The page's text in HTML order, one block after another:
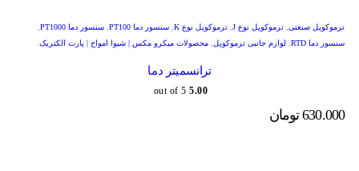
ترموکوپل صنعتی, ترموکوپل نوع J , ترموکوپل نوع K , سنسور دما PT100 , سنسور دما PT1000
,
سنسور دما RTD
, لوازم جانبی ترموکوپل, محصولات میکرو مکس | شیوا امواج | پارت الکتریک
ترانسمیتر دما
5.00
630.000 تومان